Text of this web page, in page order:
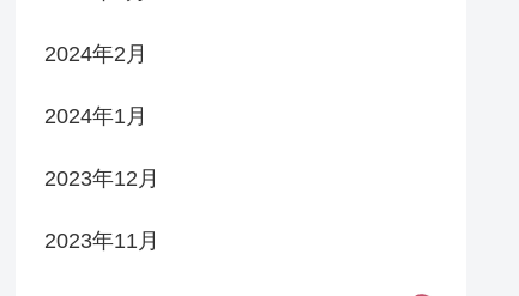
2024年2月
2024年1月
2023年12月
2023年11月